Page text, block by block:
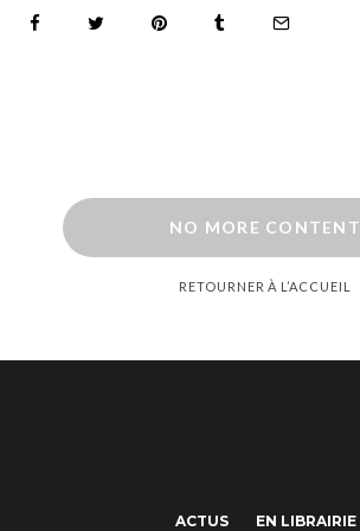
NO MORE CONTENT
RETOURNER À L’ACCUEIL
ACTUS EN LIBRAIRIE